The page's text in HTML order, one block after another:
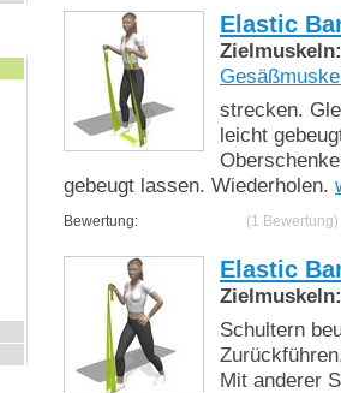
Elastic
Zielmuskeln:
strecken.
leicht
gebeugt lassen. Wiederholen.
Bewertung: (1 Bewertung)
Elastic
Zielmuskeln:
Schultern
Mit anderer